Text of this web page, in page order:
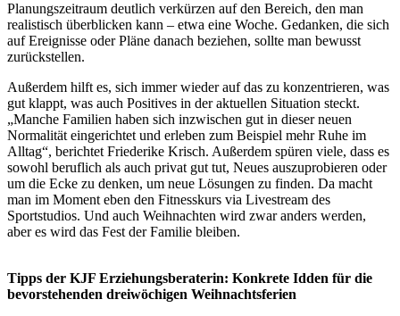
Planungszeitraum deutlich verkürzen auf den Bereich, den man
realistisch überblicken kann – etwa eine Woche. Gedanken, die sich
auf Ereignisse oder Pläne danach beziehen, sollte man bewusst
zurückstellen.
Außerdem hilft es, sich immer wieder auf das zu konzentrieren, was
gut klappt, was auch Positives in der aktuellen Situation steckt.
„Manche Familien haben sich inzwischen gut in dieser neuen
Normalität eingerichtet und erleben zum Beispiel mehr Ruhe im
Alltag“, berichtet Friederike Krisch. Außerdem spüren viele, dass es
sowohl beruflich als auch privat gut tut, Neues auszuprobieren oder
um die Ecke zu denken, um neue Lösungen zu finden. Da macht
man im Moment eben den Fitnesskurs via Livestream des
Sportstudios. Und auch Weihnachten wird zwar anders werden,
aber es wird das Fest der Familie bleiben.
Tipps der KJF Erziehungsberaterin: Konkrete Idden für die
bevorstehenden dreiwöchigen Weihnachtsferien